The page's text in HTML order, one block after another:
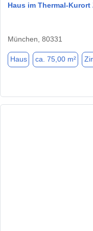
Haus im Thermal-
München, 80331
Haus ca. 75,00 m²